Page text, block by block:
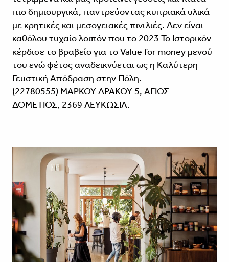
πιο δημιουργικά, παντρεύοντας κυπριακά υλικά
με κρητικές και μεσογειακές πινιλιές. Δεν είναι
καθόλου τυχαίο λοιπόν που το 2023 Το Ιστορικόν
κέρδισε το βραβείο για το Value for money μενού
του ενώ φέτος αναδεικνύεται ως η Καλύτερη
Γευστική Απόδραση στην Πόλη.
(22780555) ΜΑΡΚΟΥ ΔΡΑΚΟΥ 5, ΑΓΙΟΣ
ΔΟΜΕΤΙΟΣ, 2369 ΛΕΥΚΩΣΙΑ.